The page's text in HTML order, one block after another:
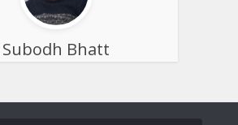
Subodh Bhatt